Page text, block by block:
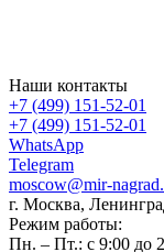
Наши контакты
+7 (499) 151-52-01
+7 (499) 151-52-01
WhatsApp
Telegram
moscow@mir-
г. Москва,
Режим работы:
Пн. – Пт.: с 9:00 до